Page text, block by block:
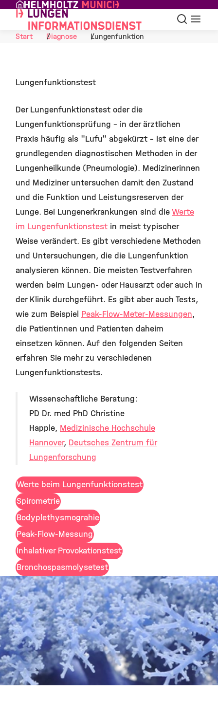
Skip to Content
Suche
Start
Diagnose Lungenfunktion
Lungenfunktionstest
Der Lungenfunktionstest oder die
Lungenfunktionsprüfung - in der ärztlichen
Praxis häufig als "Lufu" abgekürzt - ist eine der
grundlegenden diagnostischen Methoden in der
Lungenheilkunde (Pneumologie). Medizinerinnen
und Mediziner untersuchen damit den Zustand
und die Funktion und Leistungsreserven der
Lunge. Bei Lungenerkrankungen sind dieWerte
im Lungenfunktionstest in meist typischer
Weise verändert. Es gibt verschiedene Methoden
und Untersuchungen, die die Lungenfunktion
analysieren können. Die meisten Testverfahren
werden beim Lungen- oder Hausarzt oder auch in
der Klinik durchgeführt. Es gibt aber auch Tests,
wie zum Beispiel Peak-Flow-Meter-Messungen,
die Patientinnen und Patienten daheim
einsetzen können. Auf den folgenden Seiten
erfahren Sie mehr zu verschiedenen
Lungenfunktionstests.
Wissenschaftliche Beratung:
PD Dr. med PhD Christine
Happle, Medizinische Hochschule
Hannover, Deutsches Zentrum für
Lungenforschung
Werte beim Lungenfunktionstest
Spirometrie
Bodyplethysmograhie
Peak-Flow-Messung
Inhalativer Provokationstest
Bronchospasmolysetest